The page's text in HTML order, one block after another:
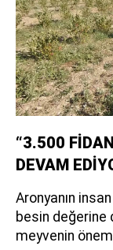
“3.500
DEVAM
Aronyanın
besin değerine
meyvenin